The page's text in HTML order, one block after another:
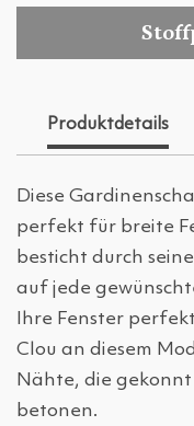
Produktdetails
Diese
perfekt für breite
besticht durch
auf jede
Ihre Fenster
Clou an diesem
Nähte, die
betonen.